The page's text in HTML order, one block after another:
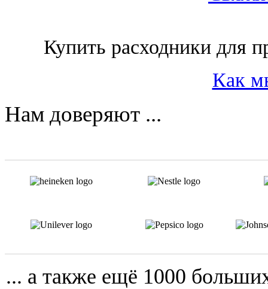
Купить расходники для
Как
Нам доверяют ...
... а также ещё 1000